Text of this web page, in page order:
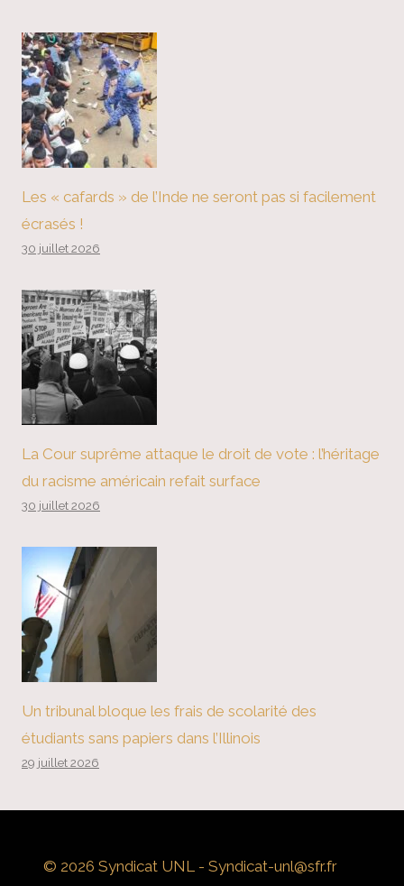
Les « cafards » de l’Inde ne seront pas si facilement
écrasés !
30 juillet 2026
La Cour suprême attaque le droit de vote : l’héritage
du racisme américain refait surface
30 juillet 2026
Un tribunal bloque les frais de scolarité des
étudiants sans papiers dans l’Illinois
29 juillet 2026
© 2026 Syndicat UNL - Syndicat-unl@sfr.fr